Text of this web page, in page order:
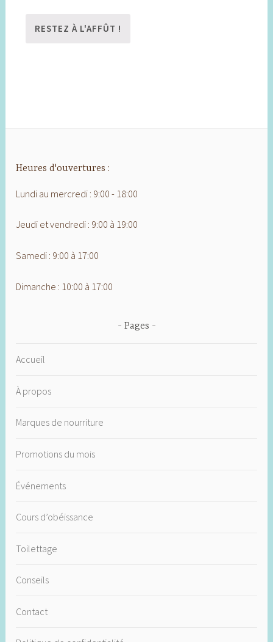
Heures d'ouvertures :
Lundi au mercredi : 9:00 - 18:00
Jeudi et vendredi : 9:00 à 19:00
Samedi : 9:00 à 17:00
Dimanche : 10:00 à 17:00
Pages
Accueil
À propos
Marques de nourriture
Promotions du mois
Événements
Cours d’obéissance
Toilettage
Conseils
Contact